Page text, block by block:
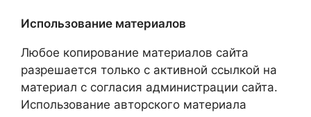
Использование материалов
Любое копирование материалов сайта
разрешается только с активной ссылкой на
материал с согласия администрации сайта.
Использование авторского материала